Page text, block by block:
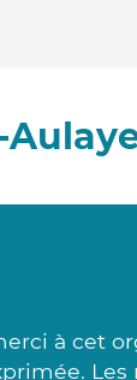
à cet
Les